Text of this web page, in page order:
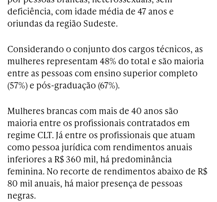
deficiência, com idade média de 47 anos e
oriundas da região Sudeste.
Considerando o conjunto dos cargos técnicos, as
mulheres representam 48% do total e são maioria
entre as pessoas com ensino superior completo
(57%) e pós-graduação (67%).
Mulheres brancas com mais de 40 anos são
maioria entre os profissionais contratados em
regime CLT. Já entre os profissionais que atuam
como pessoa jurídica com rendimentos anuais
inferiores a R$ 360 mil, há predominância
feminina. No recorte de rendimentos abaixo de R$
80 mil anuais, há maior presença de pessoas
negras.